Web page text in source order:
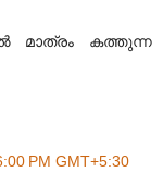
മാത്രം കത്തുന്ന
PM GMT+5:30